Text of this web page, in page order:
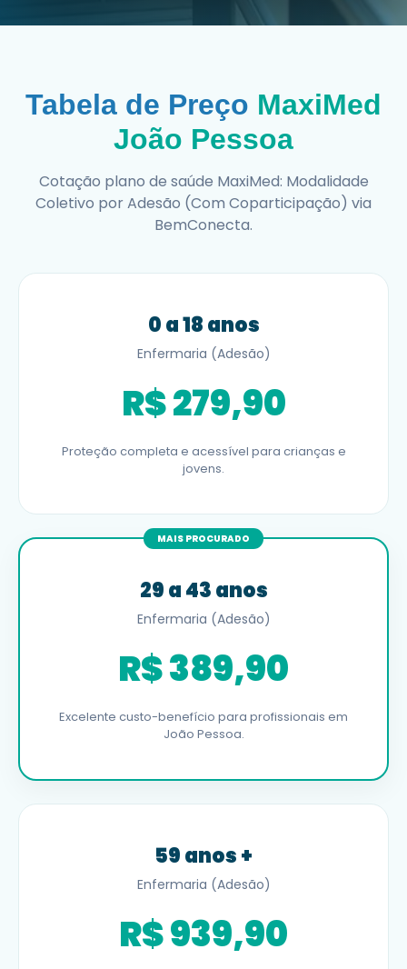
Tabela de Preço MaxiMed
João Pessoa
Cotação plano de saúde MaxiMed: Modalidade
Coletivo por Adesão (Com Coparticipação) via
BemConecta.
0 a 18 anos
Enfermaria (Adesão)
R$ 279,90
Proteção completa e acessível para crianças e
jovens.
MAIS PROCURADO
29 a 43 anos
Enfermaria (Adesão)
R$ 389,90
Excelente custo-benefício para profissionais em
João Pessoa.
59 anos +
Enfermaria (Adesão)
R$ 939,90